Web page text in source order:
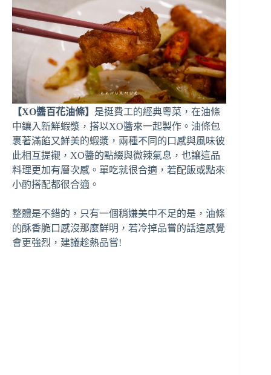
【XO醬百花油條】 是挺費工的經典粵菜，在油條
中鑲入新鮮蝦漿，搭以XO醬來一起製作。油條包
裹著滿餡又鮮美的蝦漿，兩種不同的口感與風味彼
此相互提襯，XO醬的點綴與微辣氣息，也讓這品
料理更加有層次感。單吃就很合適，若配飯或點來
小酌搭配都很合適。
整體是不錯的，只有一個稍嫌美中不足的是，油條
的酥香脆口感沒那麼鮮明，若冷掉品嘗的話這感覺
會更強烈，建議趁熱品嘗!